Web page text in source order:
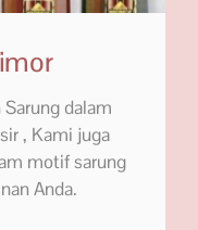
dalam
, Kami juga
motif sarung
Anda.